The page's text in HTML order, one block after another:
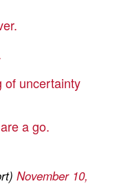
of uncertainty
a go.
November 10,